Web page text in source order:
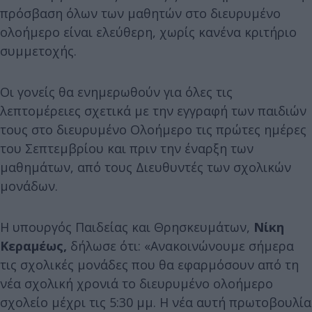
πρόσβαση όλων των μαθητών στο διευρυμένο
ολοήμερο είναι ελεύθερη, χωρίς κανένα κριτήριο
συμμετοχής.
Οι γονείς θα ενημερωθούν για όλες τις
λεπτομέρειες σχετικά με την εγγραφή των παιδιών
τους στο διευρυμένο Ολοήμερο τις πρώτες ημέρες
του Σεπτεμβρίου και πριν την έναρξη των
μαθημάτων, από τους Διευθυντές των σχολικών
μονάδων.
Η υπουργός Παιδείας και Θρησκευμάτων, Νίκη
Κεραμέως, δήλωσε ότι: «Ανακοινώνουμε σήμερα
τις σχολικές μονάδες που θα εφαρμόσουν από τη
νέα σχολική χρονιά το διευρυμένο ολοήμερο
σχολείο μέχρι τις 5:30 μμ. Η νέα αυτή πρωτοβουλία